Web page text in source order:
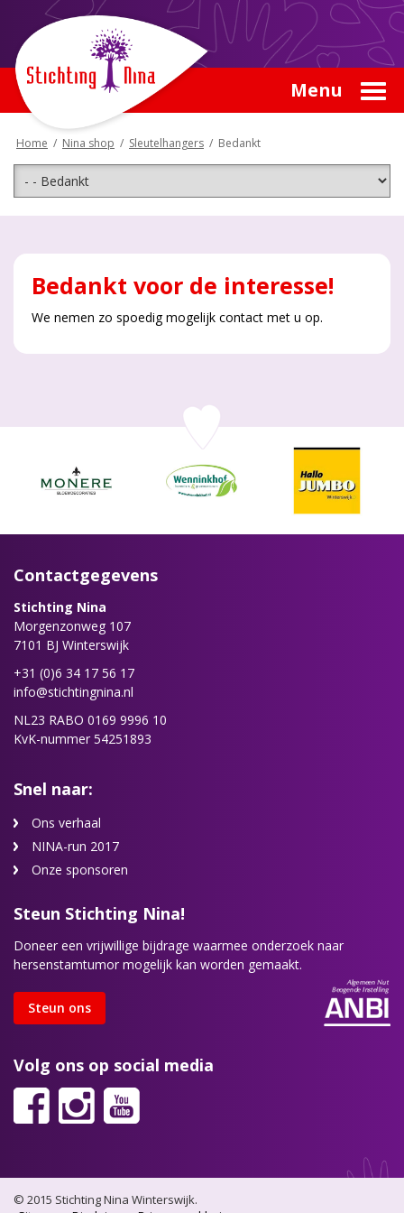
Menu
Home / Nina shop / Sleutelhangers / Bedankt
Bedankt voor de interesse!
We nemen zo spoedig mogelijk contact met u op.
Contactgegevens
Stichting Nina
Morgenzonweg 107
7101 BJ Winterswijk
+31 (0)6 34 17 56 17
info@stichtingnina.nl
NL23 RABO 0169 9996 10
KvK-nummer 54251893
Snel naar:
Ons verhaal
NINA-run 2017
Onze sponsoren
Steun Stichting Nina!
Doneer een vrijwillige bijdrage waarmee onderzoek naar
hersenstamtumor mogelijk kan worden gemaakt.
Steun ons
Volg ons op social media
© 2015 Stichting Nina Winterswijk.